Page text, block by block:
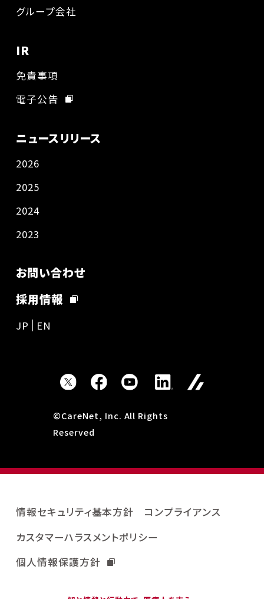
グループ会社
IR
免責事項
電子公告
ニュースリリース
2026
2025
2024
2023
お問い合わせ
採用情報
JP EN
©CareNet, Inc. All Rights
Reserved
情報セキュリティ基本方針
コンプライアンス
カスタマーハラスメントポリシー
個人情報保護方針